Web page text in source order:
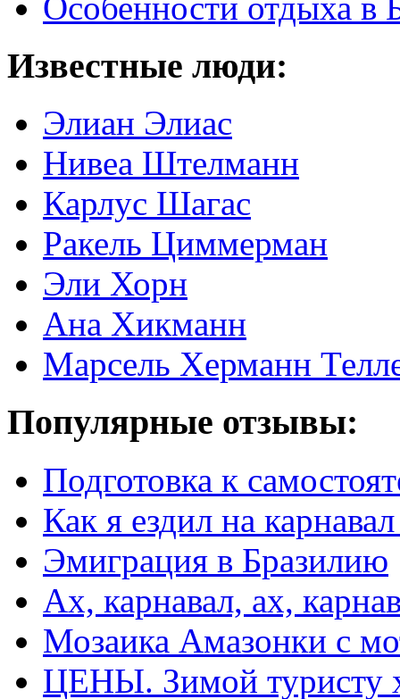
Известные люди:
Элиан Элиас
Нивеа Штелманн
Карлус Шагас
Ракель Циммерман
Эли Хорн
Ана Хикманн
Марсель Херманн
Популярные отзывы:
Подготовка к
Как я ездил на
Эмиграция в Бразилию
Ах, карнавал, ах,
Мозаика Амазонки с
ЦЕНЫ. Зимой туристу